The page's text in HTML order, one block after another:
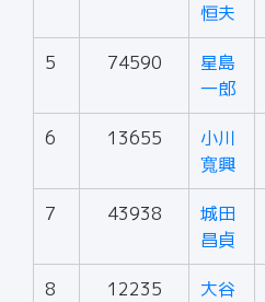
恒夫
5 74590
星島
一郎
6 13655
小川
寬興
7 43938
城田
昌貞
8 12235
大谷